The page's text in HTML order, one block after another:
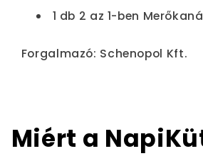
1 db 2 az 1-ben
Forgalmazó: Schenopol Kft.
Miért a